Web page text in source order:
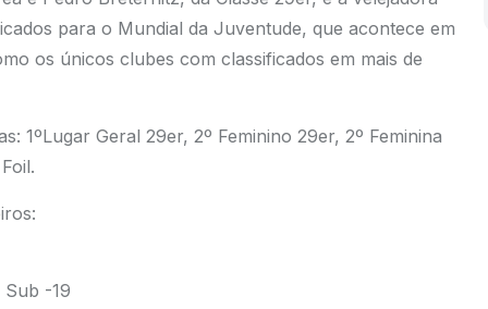
para o Mundial da Juventude, que acontece em
os únicos clubes com classificados em mais de
1ºLugar Geral 29er, 2º Feminino 29er, 2º Feminina
Sub -19